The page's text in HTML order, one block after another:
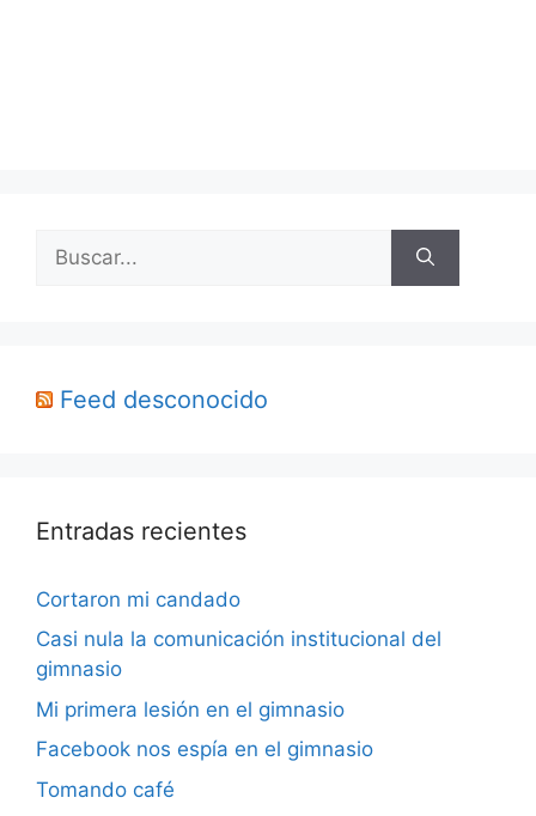
Feed desconocido
Entradas recientes
Cortaron mi candado
Casi nula la comunicación institucional del
gimnasio
Mi primera lesión en el gimnasio
Facebook nos espía en el gimnasio
Tomando café